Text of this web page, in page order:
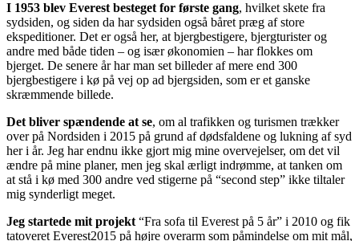
I 1953 blev Everest besteget for første gang, hvilket skete fra
sydsiden, og siden da har sydsiden også båret præg af store
ekspeditioner. Det er også her, at bjergbestigere, bjergturister og
andre med både tiden – og især økonomien – har flokkes om
bjerget. De senere år har man set billeder af mere end 300
bjergbestigere i kø på vej op ad bjergsiden, som er et ganske
skræmmende billede.
Det bliver spændende at se, om al trafikken og turismen trækker
over på Nordsiden i 2015 på grund af dødsfaldene og lukning af syd
her i år. Jeg har endnu ikke gjort mig mine overvejelser, om det vil
ændre på mine planer, men jeg skal ærligt indrømme, at tanken om
at stå i kø med 300 andre ved stigerne på “second step” ikke tiltaler
mig synderligt meget.
Jeg startede mit projekt “Fra sofa til Everest på 5 år” i 2010 og fik
tatoveret Everest2015 på højre overarm som påmindelse om mit mål,